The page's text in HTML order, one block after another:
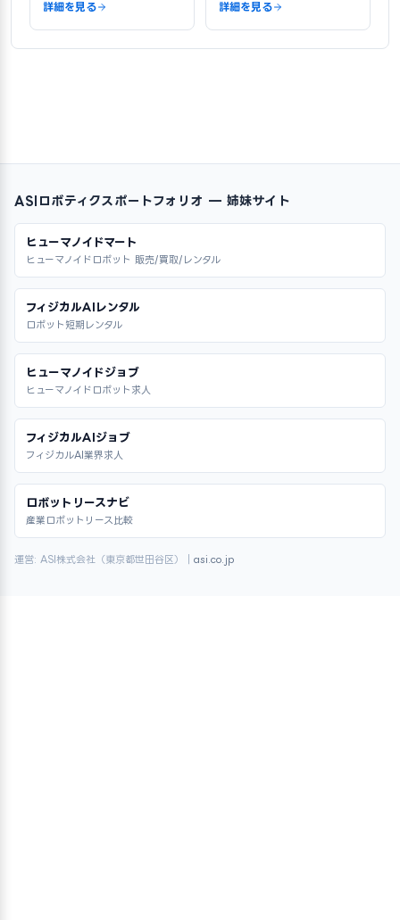
詳細を見る 詳細を見る
ASIロボティクスポートフォリオ — 姉妹サイト
ヒューマノイドマート
ヒューマノイドロボット 販売/買取/レンタル
フィジカルAIレンタル
ロボット短期レンタル
ヒューマノイドジョブ
ヒューマノイドロボット求人
フィジカルAIジョブ
フィジカルAI業界求人
ロボットリースナビ
産業ロボットリース比較
運営: ASI株式会社（東京都世田谷区）｜ asi.co.jp